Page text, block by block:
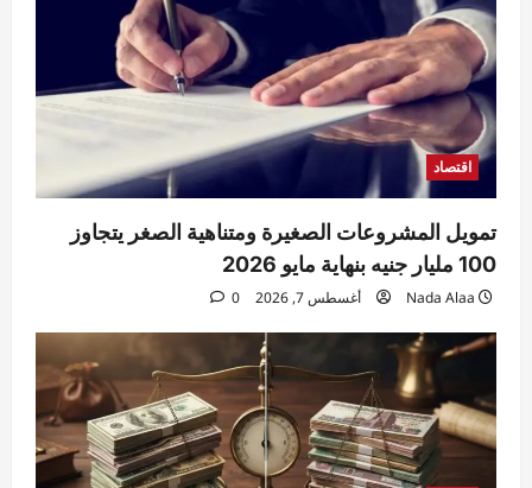
4 أغسطس 7, 2026
5
حوادث
مقتل مسن بورسعيد.. العثور على رجل مُقيد
اليدين والقدمين داخل منزله والأمن يكثف
أغسطس 7, 2026 0
اقتصاد
تمويل المشروعات الصغيرة ومتناهية الصغر يتجاوز
100 مليار جنيه بنهاية مايو 2026
Nada Alaa أغسطس 7, 2026 0